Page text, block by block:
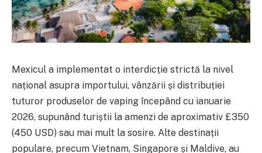
Mexicul a implementat o interdicție strictă la nivel
național asupra importului, vânzării și distribuției
tuturor produselor de vaping începând cu ianuarie
2026, supunând turiștii la amenzi de aproximativ £350
(450 USD) sau mai mult la sosire. Alte destinații
populare, precum Vietnam, Singapore și Maldive, au